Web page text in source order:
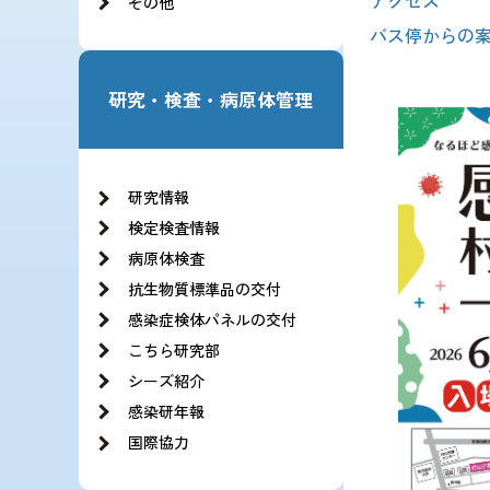
研究・検査・病原体管理
研究情報
検定検査情報
病原体検査
抗生物質標準品の交付
感染症検体パネルの交付
こちら研究部
シーズ紹介
感染研年報
国際協力
バス停からの